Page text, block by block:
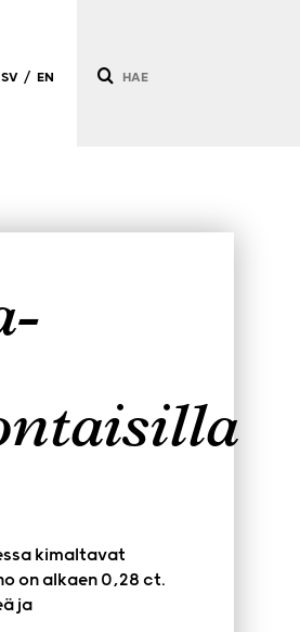
kimaltavat
on alkaen 0,28 ct.
ja
SV / EN